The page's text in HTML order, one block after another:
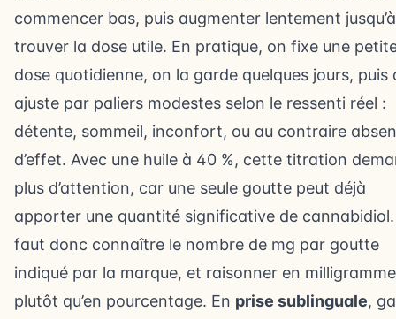
commencer bas, puis augmenter lentement jusqu’à
trouver la dose utile. En pratique, on fixe une
dose quotidienne, on la garde quelques jours, puis
ajuste par paliers modestes selon le ressenti réel :
détente, sommeil, inconfort, ou au contraire
d’effet. Avec une huile à 40 %, cette titration
plus d’attention, car une seule goutte peut déjà
apporter une quantité significative de
faut donc connaître le nombre de mg par goutte
indiqué par la marque, et raisonner en
plutôt qu’en pourcentage. En prise sublinguale,